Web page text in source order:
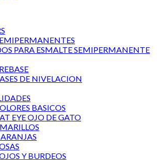
PARA ESMALTE SEMIPERMANENTE
DE NIVELACION
BASICOS
EYE OJO DE GATO
Y BURDEOS